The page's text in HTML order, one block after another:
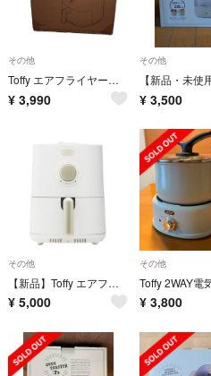
その他
Toffy エアフライヤーミニ K-HAF1-PAW
¥ 3,990
その他
¥ 3,500
その他
【新品】Toffy エアフライヤーミニ K-HAF1-PAW
¥ 5,000
その他
¥ 3,800